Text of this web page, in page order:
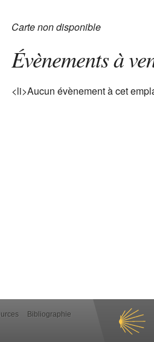
Carte non disponible
Évènements à
<li>Aucun évènement à cet
Bibliographie